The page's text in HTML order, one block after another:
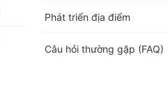
Phát triển địa điểm
Câu hỏi thường gặp (FAQ)